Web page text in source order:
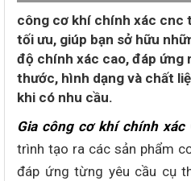
công cơ khí chính xác cnc
tối ưu, giúp bạn sở hữu
độ chính xác cao, đáp ứng
thước, hình dạng và chất
khi có nhu cầu.
Gia công cơ khí chính xác
trình tạo ra các sản phẩm
đáp ứng từng yêu cầu cụ